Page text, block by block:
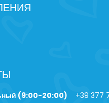
(9:00-20:00) +39 377